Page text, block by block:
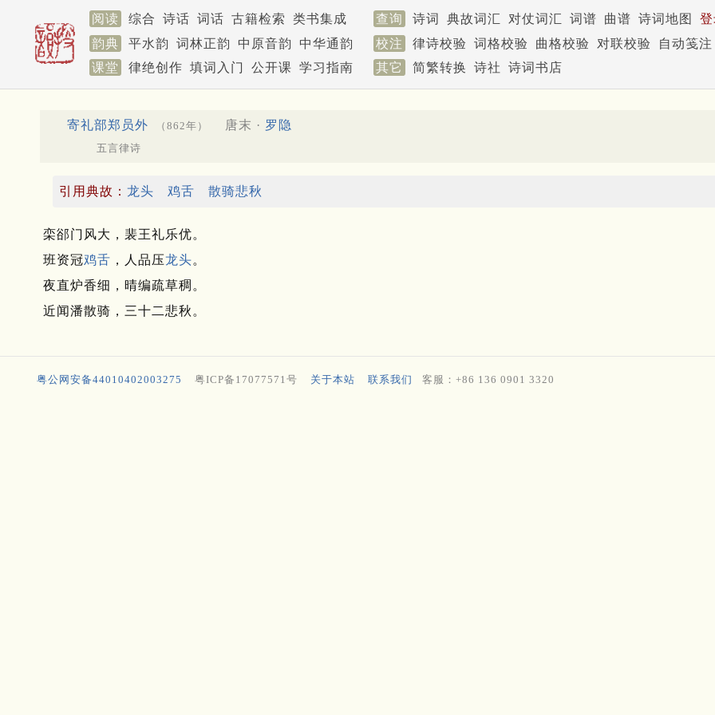
阅读 综合 诗话 词话 古籍检索 类书集成 查询 诗词 典故词汇 对仗词汇 词谱 曲谱 诗词地图
韵典
平水韵 词林正韵 中原音韵 中华通韵 校注 律诗校验 词格校验 曲格校验 对联校验
自动笺注
课堂
律绝创作 填词入门 公开课 学习指南 其它 简繁转换 诗社 诗词书店
寄礼部郑员外 （862年） 唐末 · 罗隐
五言律诗
引用典故： 龙头 鸡舌 散骑悲秋
栾郤门风大，裴王礼乐优。
班资冠鸡舌 ，人品压龙头。
夜直炉香细，晴编疏草稠。
近闻潘散骑，三十二悲秋。
粤公网安备44010402003275 粤ICP备17077571号 关于本站 联系我们 客服：+86 136 0901 3320